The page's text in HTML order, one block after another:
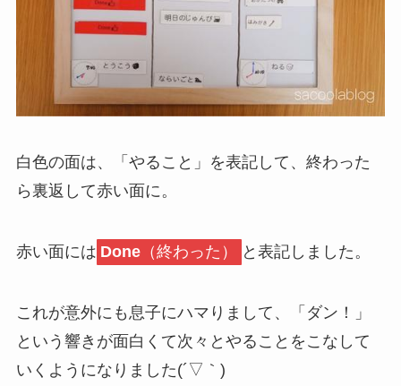
白色の面は、「やること」を表記して、終わった
ら裏返して赤い面に。
赤い面には Done （終わった） と表記しました。
これが意外にも息子にハマりまして、「ダン！」
という響きが面白くて次々とやることをこなして
いくようになりました(´▽｀)